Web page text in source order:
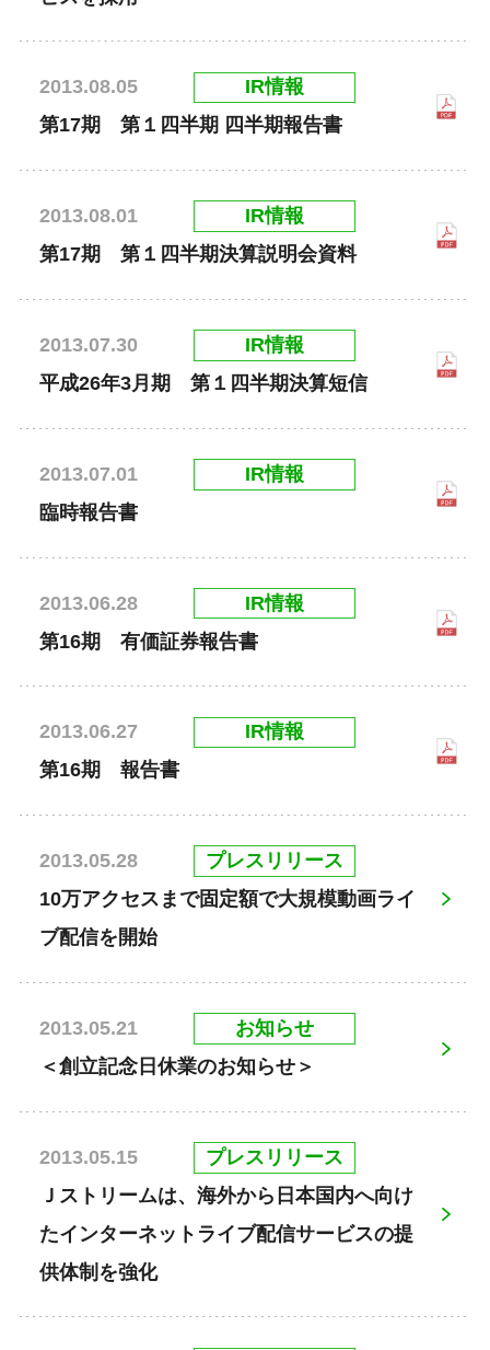
2013.08.05
IR情報
第17期 第１四半期 四半期報告書
2013.08.01
IR情報
第17期 第１四半期決算説明会資料
2013.07.30
IR情報
平成26年3月期 第１四半期決算短信
2013.07.01
IR情報
臨時報告書
2013.06.28
IR情報
第16期 有価証券報告書
2013.06.27
IR情報
第16期 報告書
2013.05.28
プレスリリース
10万アクセスまで固定額で大規模動画ライ
ブ配信を開始
2013.05.21
お知らせ
＜創立記念日休業のお知らせ＞
2013.05.15
プレスリリース
Ｊストリームは、海外から日本国内へ向け
たインターネットライブ配信サービスの提
供体制を強化